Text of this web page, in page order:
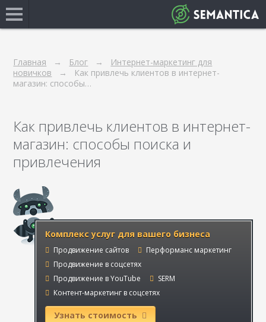
Главная Блог
Интернет-маркетинг для
новичков
Как привлечь клиентов в интернет-
магазин: способы…
Как привлечь клиентов в интернет-
магазин: способы поиска и
привлечения
Комплекс услуг для вашего бизнеса
Продвижение сайтов
Перформанс маркетинг
Продвижение в соцсетях
Продвижение в YouTube
SERM
Контент-маркетинг в соцсетях
Узнать стоимость